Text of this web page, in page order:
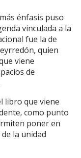
énfasis puso
vinculada a la
fue la de
quien
viene
de
libro que viene
como punto
poner en
la unidad